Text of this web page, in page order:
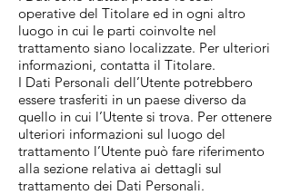
operative del Titolare ed in ogni altro
luogo in cui le parti coinvolte nel
trattamento siano localizzate. Per ulteriori
informazioni, contatta il Titolare.
I Dati Personali dell’Utente potrebbero
essere trasferiti in un paese diverso da
quello in cui l’Utente si trova. Per ottenere
ulteriori informazioni sul luogo del
trattamento l’Utente può fare riferimento
alla sezione relativa ai dettagli sul
trattamento dei Dati Personali.